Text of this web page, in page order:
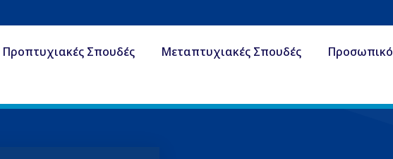
Προπτυχιακές Σπουδές Μεταπτυχιακές Σπουδές Προσωπικό